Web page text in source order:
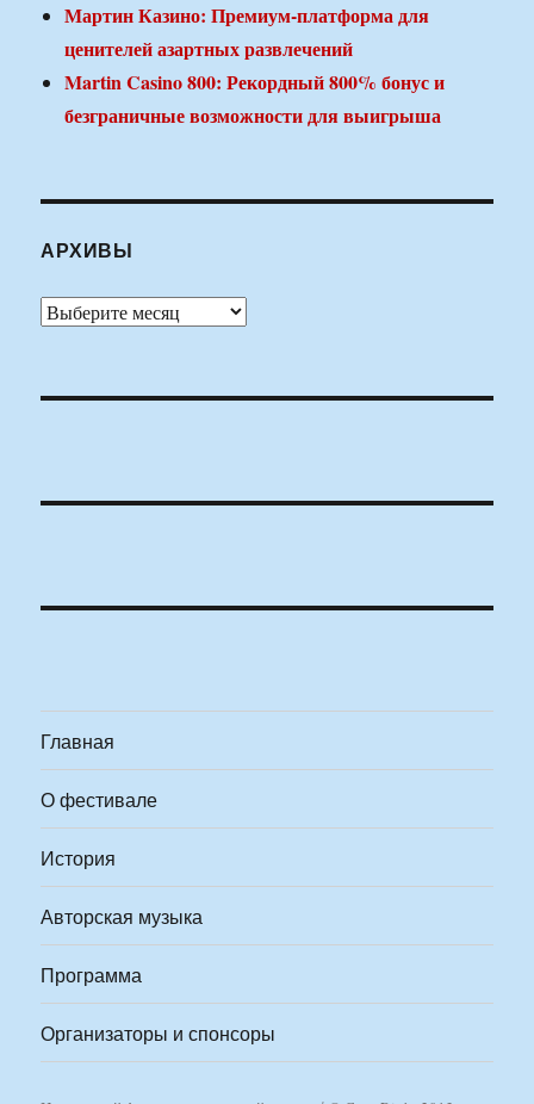
Мартин Казино: Премиум-платформа для
ценителей азартных развлечений
Martin Casino 800: Рекордный 800% бонус и
безграничные возможности для выигрыша
АРХИВЫ
Архивы
Главная
О фестивале
История
Авторская музыка
Программа
Организаторы и спонсоры